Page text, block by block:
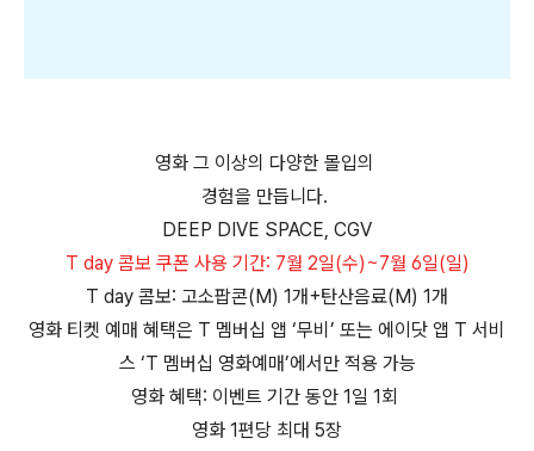
영화 그 이상의 다양한 몰입의
경험을 만듭니다.
DEEP DIVE SPACE, CGV
T day 콤보 쿠폰 사용 기간: 7월 2일(수)~7월 6일(일)
T day 콤보: 고소팝콘(M) 1개+탄산음료(M) 1개
영화 티켓 예매 혜택은 T 멤버십 앱 ‘무비’ 또는 에이닷 앱 T 서비
스 ‘T 멤버십 영화예매’에서만 적용 가능
영화 혜택: 이벤트 기간 동안 1일 1회
영화 1편당 최대 5장